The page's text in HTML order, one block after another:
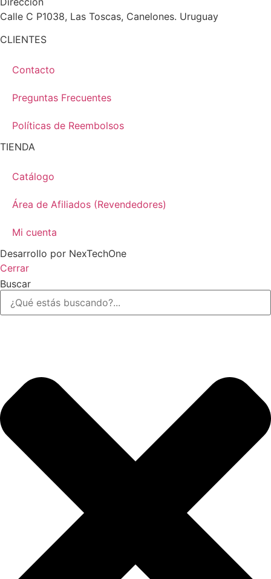
Calle C P1038, Las Toscas, Canelones. Uruguay
CLIENTES
Contacto
Preguntas Frecuentes
Políticas de Reembolsos
TIENDA
Catálogo
Área de Afiliados (Revendedores)
Mi cuenta
Desarrollo por NexTechOne
Cerrar
Buscar